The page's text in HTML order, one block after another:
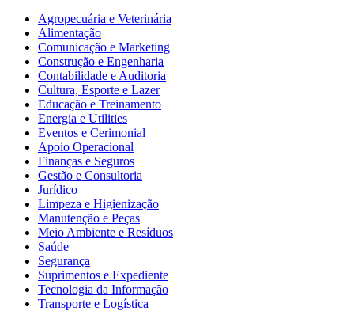
Agropecuária e Veterinária
Alimentação
Comunicação e Marketing
Construção e Engenharia
Contabilidade e Auditoria
Cultura, Esporte e Lazer
Educação e Treinamento
Energia e Utilities
Eventos e Cerimonial
Apoio Operacional
Finanças e Seguros
Gestão e Consultoria
Jurídico
Limpeza e Higienização
Manutenção e Peças
Meio Ambiente e Resíduos
Saúde
Segurança
Suprimentos e Expediente
Tecnologia da Informação
Transporte e Logística